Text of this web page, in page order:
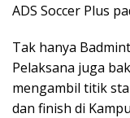
ADS Soccer Plus
Tak hanya
Pelaksana juga
mengambil titik
dan finish di